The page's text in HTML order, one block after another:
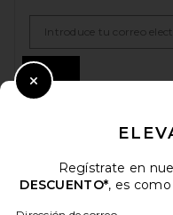
Regístrate en
DESCUENTO*, es
Close Modal